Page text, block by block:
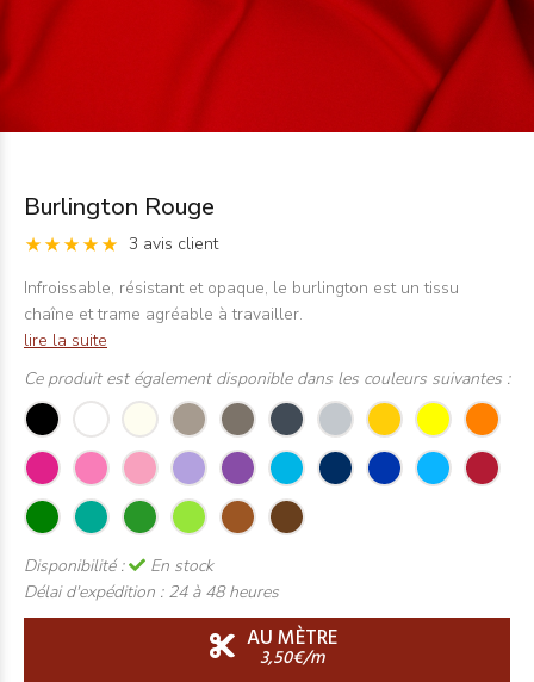
Burlington Rouge
3 avis client
Infroissable, résistant et opaque, le burlington est un tissu
chaîne et trame agréable à travailler.
lire la suite
Ce produit est également disponible dans les couleurs suivantes :
Disponibilité :
En stock
Délai d'expédition : 24 à 48 heures
AU MÈTRE
3,50€/m